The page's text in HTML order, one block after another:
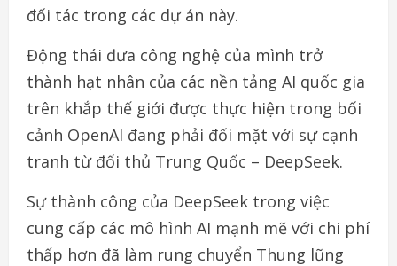
đối tác trong các dự án này.
Động thái đưa công nghệ của mình trở
thành hạt nhân của các nền tảng AI quốc gia
trên khắp thế giới được thực hiện trong bối
cảnh OpenAI đang phải đối mặt với sự cạnh
tranh từ đối thủ Trung Quốc – DeepSeek.
Sự thành công của DeepSeek trong việc
cung cấp các mô hình AI mạnh mẽ với chi phí
thấp hơn đã làm rung chuyển Thung lũng